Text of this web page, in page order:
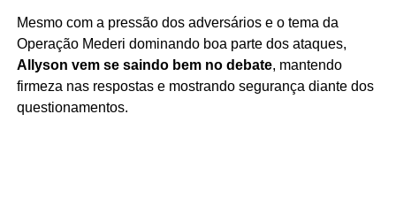
Mesmo com a pressão dos adversários e o tema da
Operação Mederi dominando boa parte dos ataques,
Allyson vem se saindo bem no debate, mantendo
firmeza nas respostas e mostrando segurança diante dos
questionamentos.